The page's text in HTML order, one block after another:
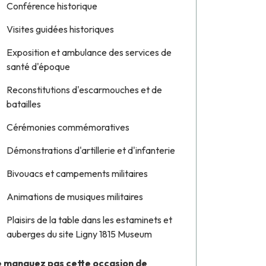
Conférence historique
Visites guidées historiques
Exposition et ambulance des services de
santé d'époque
Reconstitutions d'escarmouches et de
batailles
Cérémonies commémoratives
Démonstrations d'artillerie et d'infanterie
Bivouacs et campements militaires
Animations de musiques militaires
Plaisirs de la table dans les estaminets et
auberges du site Ligny 1815 Museum
manquez pas cette occasion de